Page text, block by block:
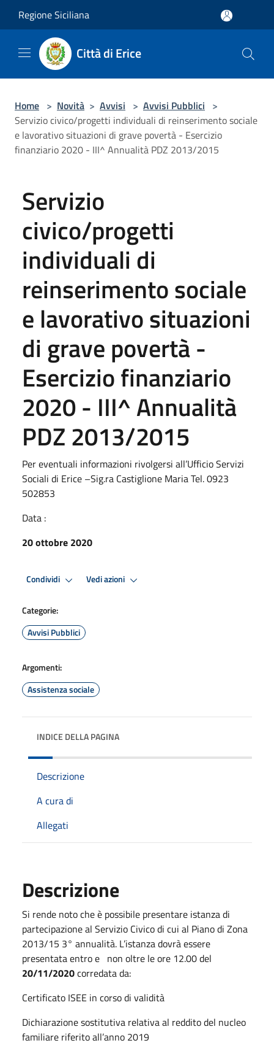
Regione Siciliana
Città di Erice
Home > Novità > Avvisi > Avvisi Pubblici >
Servizio civico/progetti individuali di reinserimento sociale
e lavorativo situazioni di grave povertà - Esercizio
finanziario 2020 - III^ Annualità PDZ 2013/2015
Servizio
civico/progetti
individuali di
reinserimento sociale
e lavorativo situazioni
di grave povertà -
Esercizio finanziario
2020 - III^ Annualità
PDZ 2013/2015
Per eventuali informazioni rivolgersi all’Ufficio Servizi
Sociali di Erice –Sig.ra Castiglione Maria Tel. 0923
502853
Data :
20 ottobre 2020
Condividi Vedi azioni
Categorie:
Avvisi Pubblici
Argomenti:
Assistenza sociale
INDICE DELLA PAGINA
Descrizione
A cura di
Allegati
Descrizione
Si rende noto che è possibile presentare istanza di
partecipazione al Servizio Civico di cui al Piano di Zona
2013/15 3° annualità. L’istanza dovrà essere
presentata entro e non oltre le ore 12.00 del
20/11/2020corredata da:
Certificato ISEE in corso di validità
Dichiarazione sostitutiva relativa al reddito del nucleo
familiare riferito all’anno 2019